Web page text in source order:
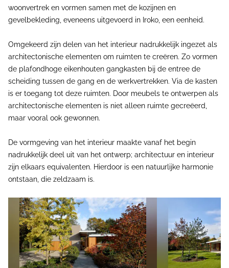
woonvertrek en vormen samen met de kozijnen en
gevelbekleding, eveneens uitgevoerd in Iroko, een eenheid.
Omgekeerd zijn delen van het interieur nadrukkelijk ingezet als
architectonische elementen om ruimten te creëren. Zo vormen
de plafondhoge eikenhouten gangkasten bij de entree de
scheiding tussen de gang en de werkvertrekken. Via de kasten
is er toegang tot deze ruimten. Door meubels te ontwerpen als
architectonische elementen is niet alleen ruimte gecreëerd,
maar vooral ook gewonnen.
De vormgeving van het interieur maakte vanaf het begin
nadrukkelijk deel uit van het ontwerp; architectuur en interieur
zijn elkaars equivalenten. Hierdoor is een natuurlijke harmonie
ontstaan, die zeldzaam is.